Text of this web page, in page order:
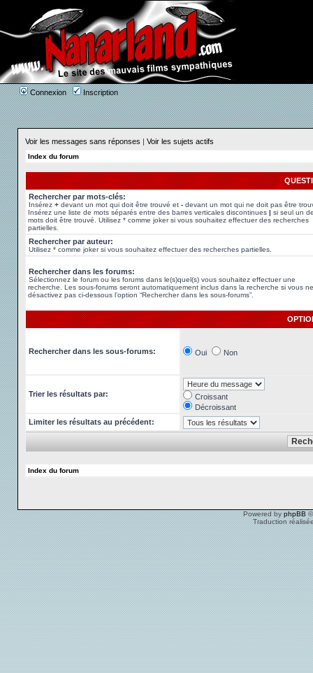
Connexion Inscription
Voir les messages sans réponses | Voir les sujets actifs
Index du forum
Rechercher par mots-clés:
Insérez + devant un mot qui doit être trouvé et - devant un mot qui ne doit pas être
Insérez une liste de mots séparés entre des barres verticales discontinues | si seul un
mots doit être trouvé. Utilisez * comme joker si vous souhaitez effectuer des recherches
partielles.
Rechercher par auteur:
Utilisez * comme joker si vous souhaitez effectuer des recherches partielles.
Rechercher dans les forums:
Sélectionnez le forum ou les forums dans le(s)quel(s) vous souhaitez effectuer une
recherche. Les sous-forums seront automatiquement inclus dans la recherche si vous ne
désactivez pas ci-dessous l’option “Rechercher dans les sous-forums”.
Rechercher dans les sous-forums: Oui Non
Trier les résultats par:
Croissant
Décroissant
Limiter les résultats au précédent:
Index du forum
Powered by phpBB
Traduction